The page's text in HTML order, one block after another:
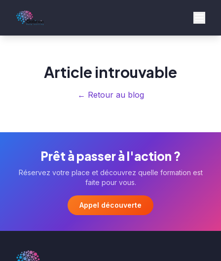
Article introuvable
← Retour au blog
Prêt à passer à l'action ?
Réservez votre place et découvrez quelle formation est
faite pour vous.
Appel découverte